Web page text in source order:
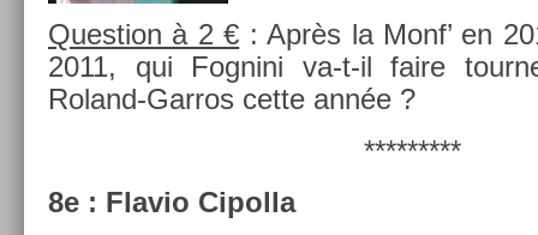
Ques­tion à 2 € : Après la Monf’ en
2011, qui Fog­nini va-t-il faire
Roland-Garros cette année ?
*********
8e : Flavio Cipol­la